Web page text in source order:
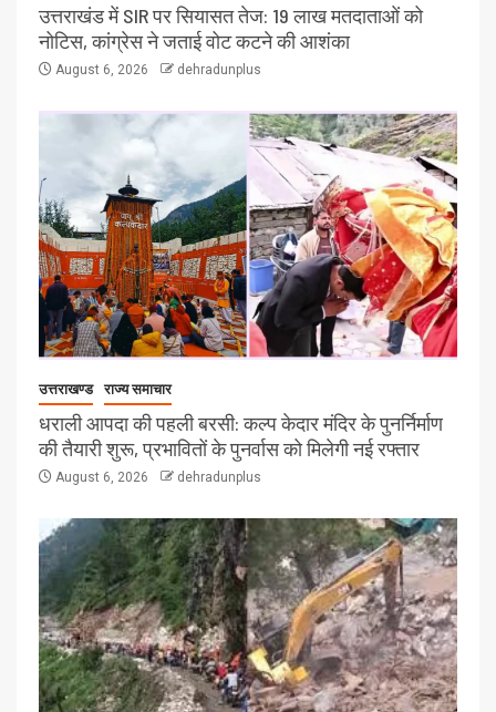
उत्तराखंड में SIR पर सियासत तेज: 19 लाख मतदाताओं को
नोटिस, कांग्रेस ने जताई वोट कटने की आशंका
August 6, 2026 dehradunplus
उत्तराखण्ड राज्य समाचार
धराली आपदा की पहली बरसी: कल्प केदार मंदिर के पुनर्निर्माण
की तैयारी शुरू, प्रभावितों के पुनर्वास को मिलेगी नई रफ्तार
August 6, 2026 dehradunplus